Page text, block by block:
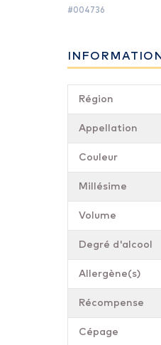
#004736
Région
Appellation
Couleur
Millésime
Volume
Degré d'alcool
Allergène(s)
Récompense
Cépage